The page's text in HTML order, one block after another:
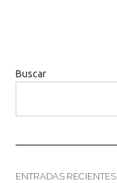
Buscar
ENTRADAS RECIENTES